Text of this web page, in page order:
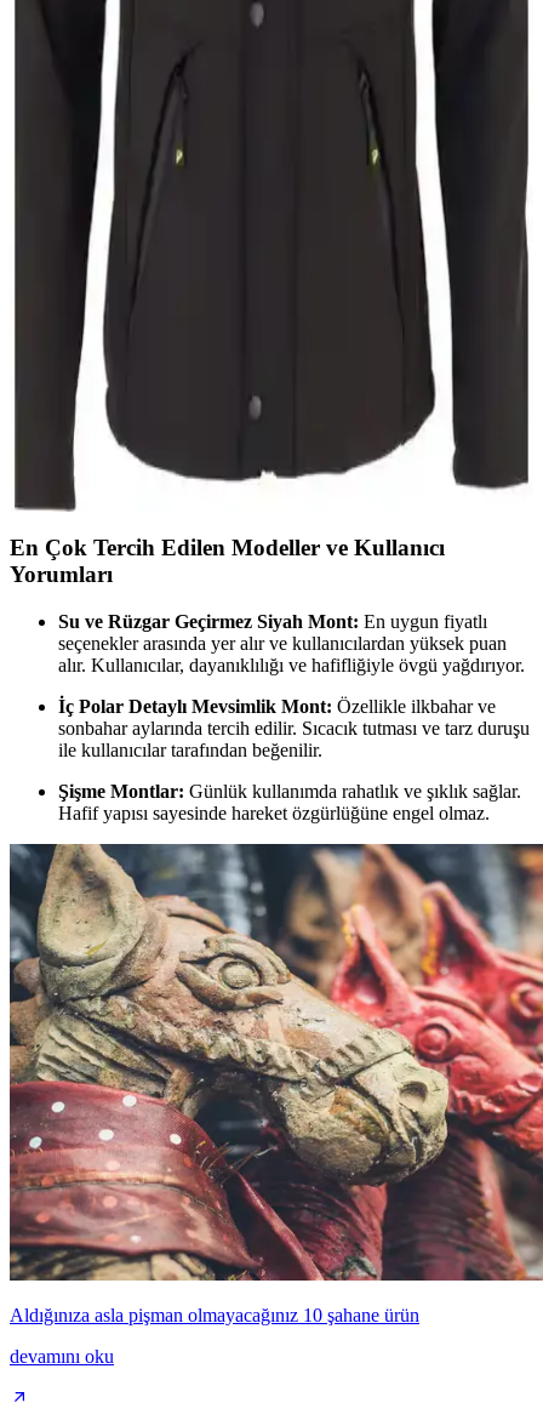
DeFacto Erkek Şişme Mont Karşılaştırması:
Kapüşonlu ve Slim Fit Modelleri Analizi
İki farklı DeFacto şişme mont modelinin malzeme, tasarım ve
kullanıcı deneyimleri açısından detaylı karşılaştırması, seçim
yaparken dikkat edilmesi gereken noktaları içeriyor.
Pobudo Koyu Lacivert Renk Hardal Kürklü Kot
Mont İncelemesi ve Özellikleri
Pobudo'nun koyu lacivert, hardal kürklü kot montu, 2024 sezonuna
uygun, şık ve fonksiyonel tasarımıyla dikkat çeker. Kaliteli malzeme
ve detaylar, rahatlık ve dayanıklılık sağlar.
Prifaldi Erkek Siyah Softshell Mont ve Stil Kombin
Kapşonlu Mont Karşılaştırması
İki erkek mont modelinin özellikleri, malzeme kalitesi ve kullanıcı
deneyimleri detaylı karşılaştırmasıyla, en uygun seçimi yapmanıza
yardımcı oluyor.
En Çok Tercih Edilen Modeller ve Kullanıcı
Yorumları
Su ve Rüzgar Geçirmez Siyah Mont: En uygun fiyatlı
seçenekler arasında yer alır ve kullanıcılardan yüksek puan
alır. Kullanıcılar, dayanıklılığı ve hafifliğiyle övgü yağdırıyor.
İç Polar Detaylı Mevsimlik Mont: Özellikle ilkbahar ve
sonbahar aylarında tercih edilir. Sıcacık tutması ve tarz duruşu
ile kullanıcılar tarafından beğenilir.
Şişme Montlar: Günlük kullanımda rahatlık ve şıklık sağlar.
Hafif yapısı sayesinde hareket özgürlüğüne engel olmaz.
Aldığınıza asla pişman olmayacağınız 10 şahane ürün
devamını oku